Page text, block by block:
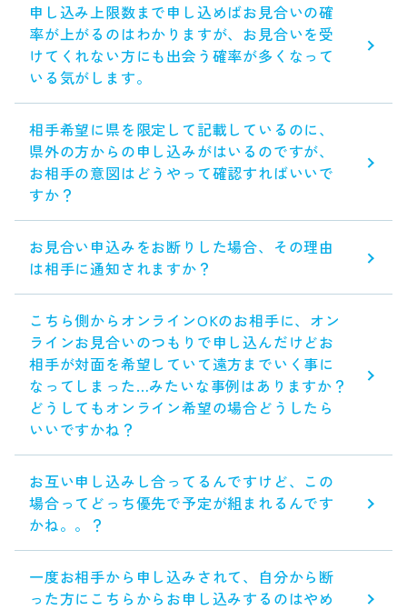
申し込み上限数まで申し込めばお見合いの確
率が上がるのはわかりますが、お見合いを受
けてくれない方にも出会う確率が多くなって
いる気がします。
相手希望に県を限定して記載しているのに、
県外の方からの申し込みがはいるのですが、
お相手の意図はどうやって確認すればいいで
すか？
お見合い申込みをお断りした場合、その理由
は相手に通知されますか？
こちら側からオンラインOKのお相手に、オン
ラインお見合いのつもりで申し込んだけどお
相手が対面を希望していて遠方までいく事に
なってしまった…みたいな事例はありますか？
どうしてもオンライン希望の場合どうしたら
いいですかね？
お互い申し込みし合ってるんですけど、この
場合ってどっち優先で予定が組まれるんです
かね。。？
一度お相手から申し込みされて、自分から断
った方にこちらからお申し込みするのはやめ